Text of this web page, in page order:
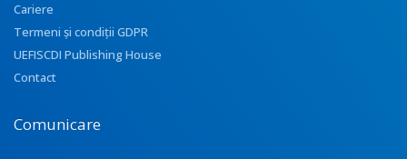
Cariere
Termeni și condiții GDPR
UEFISCDI Publishing House
Contact
Comunicare